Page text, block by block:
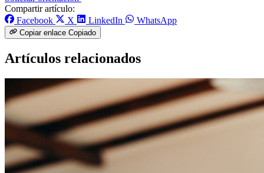
Compartir artículo:
Facebook
X LinkedIn WhatsApp
Copiar enlace Copiado
Artículos relacionados